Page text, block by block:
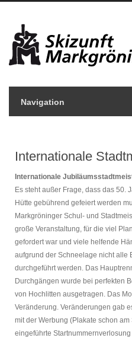
Navigation
Internationale
Internationale
Es steht außer Frage, dass das 50.
Hütte gebührend gefeiert werden
Markgröninger Schul- und
große Veranstaltung, für die viel
gefordert war und viele helfende
aufgrund der Schneelage nicht alle
durchgeführt werden. Das
Durchgängen wurde bei perfekten
von Hochlitten ausgetragen. Das
Veränderung. Veränderungen gab
mit der Werbung (Plakate schon
eingeführte